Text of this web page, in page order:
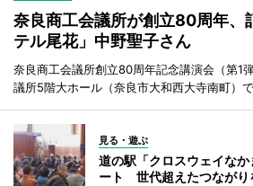
奈良商工会議所が創立80周年、
テル尾花」中野聖子さん
奈良商工会議所創立80周年記念講演会（第1
議所5階大ホール（奈良市大和西大寺南町）で
見る・遊ぶ
道の駅「クロスウェイな
ート 世代超えたつながり